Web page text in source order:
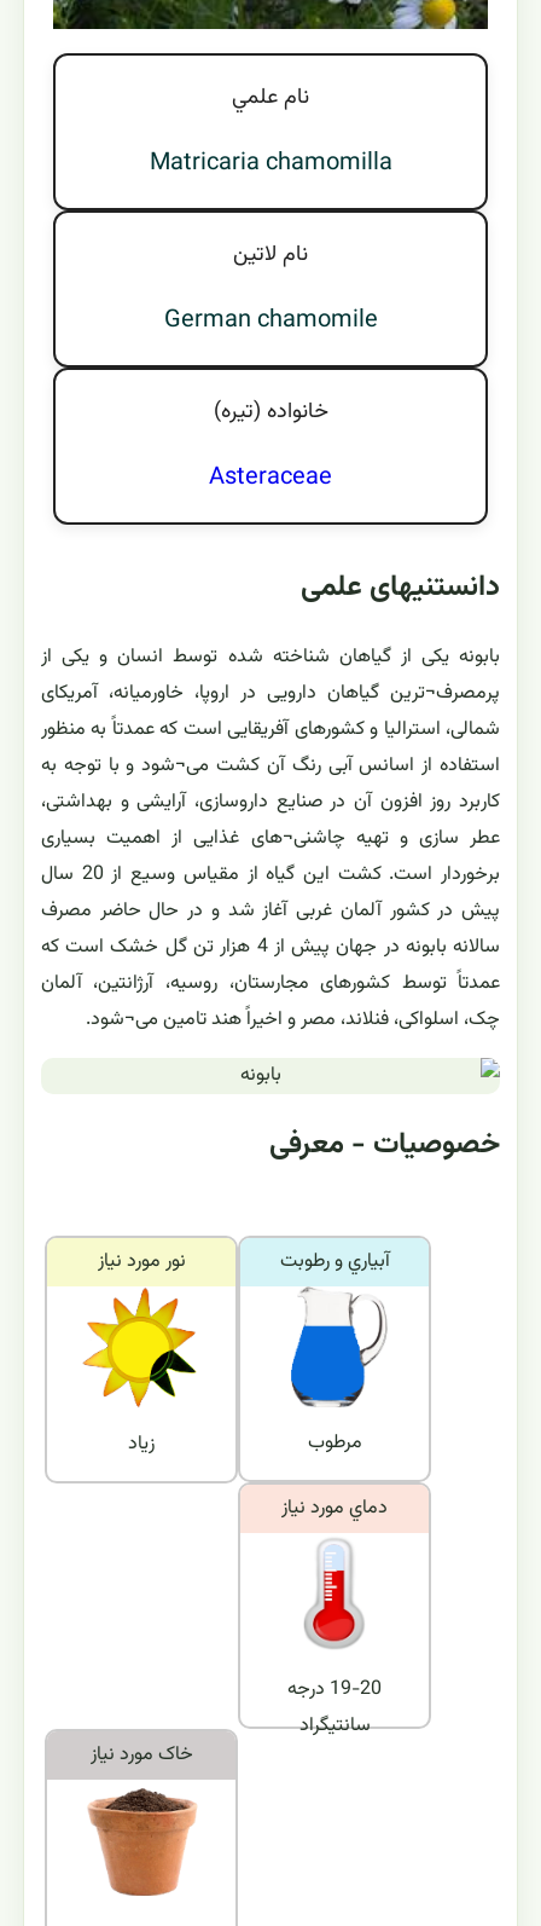
نام علمي
Matricaria chamomilla
نام لاتين
German chamomile
خانواده (تيره)
Asteraceae
دانستنیهای علمی
بابونه یکی از گیاهان شناخته شده توسط انسان و یکی از
پرمصرف¬ترین گیاهان دارویی در اروپا، خاورمیانه، آمریکای
شمالی، استرالیا و کشورهای آفریقایی است که عمدتاً به منظور
استفاده از اسانس آبی رنگ آن کشت می¬شود و با توجه به
کاربرد روز افزون آن در صنایع داروسازی، آرایشی و بهداشتی،
عطر سازی و تهیه چاشنی¬های غذایی از اهمیت بسیاری
برخوردار است. کشت این گیاه از مقیاس وسیع از 20 سال
پیش در کشور آلمان غربی آغاز شد و در حال حاضر مصرف
سالانه بابونه در جهان پیش از 4 هزار تن گل خشک است که
عمدتاً توسط کشورهای مجارستان، روسیه، آرژانتین، آلمان
چک، اسلواکی، فنلاند، مصر و اخیراً هند تامین می¬شود.
خصوصیات - معرفی
نور مورد نياز
زیاد
آبياري و رطوبت
مرطوب
دماي مورد نياز
19-20 درجه
سانتیگراد
خاک مورد نياز